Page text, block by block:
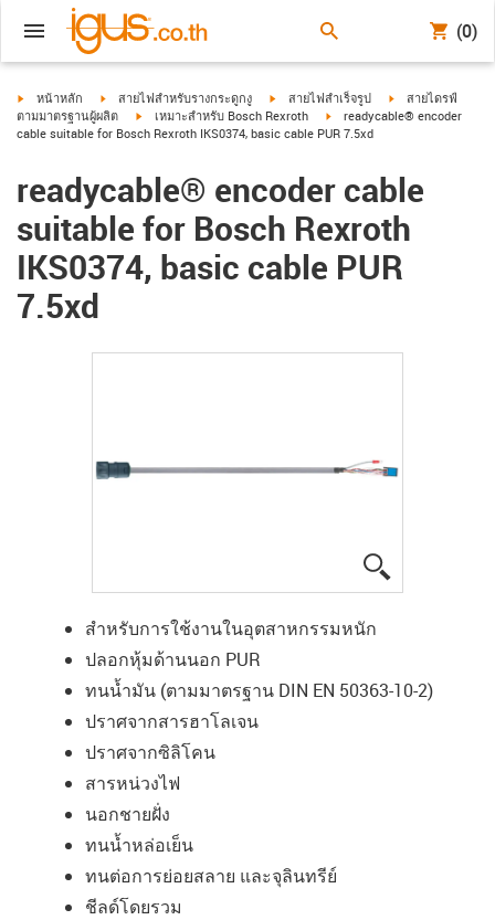
(0)
igus-icon-arrow-right
หน้าหลัก igus-icon-arrow-right
สายไฟสำหรับรางกระดูกงู igus-icon-arrow-right
สายไฟสำเร็จรูป igus-icon-arrow-
สายไดรฟ์
ตามมาตรฐานผู้ผลิต
igus-icon-arrow-right
เหมาะสำหรับ Bosch Rexroth igus-icon-arrow-right
readycable® encoder
cable suitable for Bosch Rexroth IKS0374, basic cable PUR 7.5xd
readycable® encoder cable
suitable for Bosch Rexroth
IKS0374, basic cable PUR
7.5xd
สำหรับการใช้งานในอุตสาหกรรมหนัก
ปลอกหุ้มด้านนอก PUR
ทนน้ำมัน (ตามมาตรฐาน DIN EN 50363-10-2)
ปราศจากสารฮาโลเจน
ปราศจากซิลิโคน
สารหน่วงไฟ
นอกชายฝั่ง
ทนน้ำหล่อเย็น
ทนต่อการย่อยสลาย และจุลินทรีย์
ชีลด์โดยรวม